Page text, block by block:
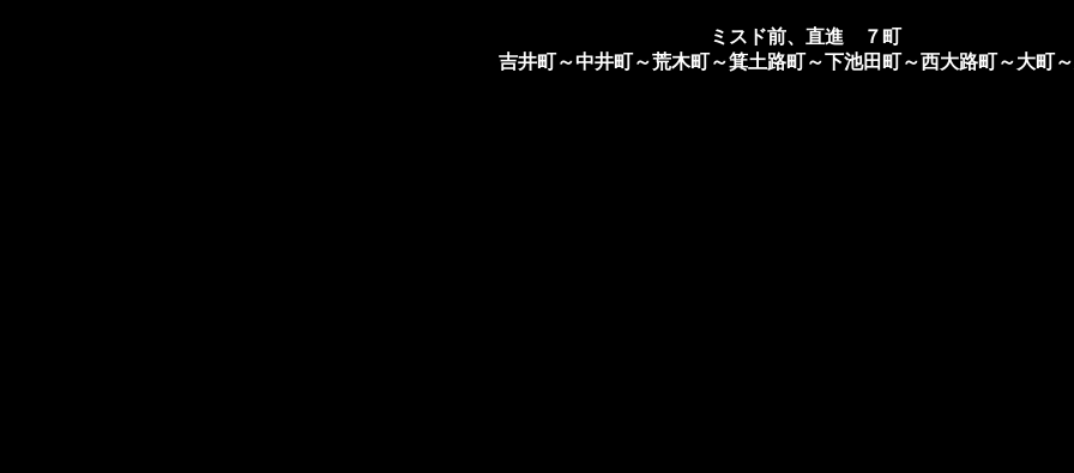
ミスド前、直進 ７町
吉井町～中井町～荒木町～箕土路町～下池田町～西大路町～大町